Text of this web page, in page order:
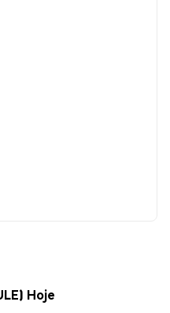
Hoje